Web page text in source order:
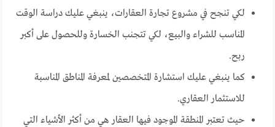
لكي تنجح في مشروع تجارة العقارات، ينبغي عليك دراسة الوقت
المناسب للشراء والبيع، لكي تتجنب الخسارة وللحصول على أكبر
ربح.
كما ينبغي عليك استشارة المتخصصين لمعرفة المناطق المناسبة
للاستثمار العقاري.
حيث تعتبر المنطقة الموجود فيها العقار هي من أكثر الأشياء التي